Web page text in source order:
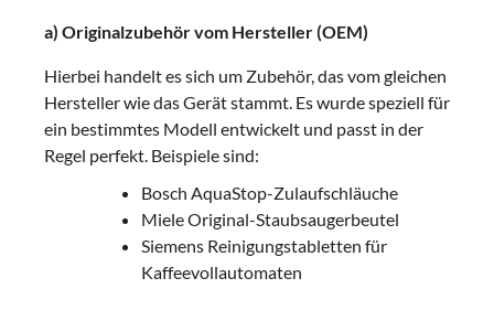
a) Originalzubehör vom Hersteller (OEM)
Hierbei handelt es sich um Zubehör, das vom gleichen
Hersteller wie das Gerät stammt. Es wurde speziell für
ein bestimmtes Modell entwickelt und passt in der
Regel perfekt. Beispiele sind:
Bosch AquaStop-Zulaufschläuche
Miele Original-Staubsaugerbeutel
Siemens Reinigungstabletten für
Kaffeevollautomaten